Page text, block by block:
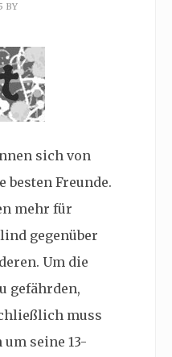
BY
sich von
besten Freunde.
mehr für
gegenüber
Um die
gefährden,
muss
seine 13-